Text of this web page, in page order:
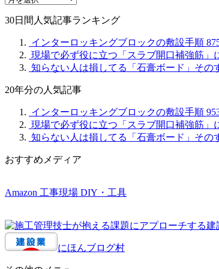
記
30日間人気記事ランキング
インターロッキングブロックの敷設手順
現場で必ず役に立つ「スラブ開口補強筋」
知らない人は損してる「石膏ボード」その
20年分の人気記事
インターロッキングブロックの敷設手順
現場で必ず役に立つ「スラブ開口補強筋」
知らない人は損してる「石膏ボード」その
おすすめメディア
Amazon 工事現場 DIY・工具
にほんブログ村